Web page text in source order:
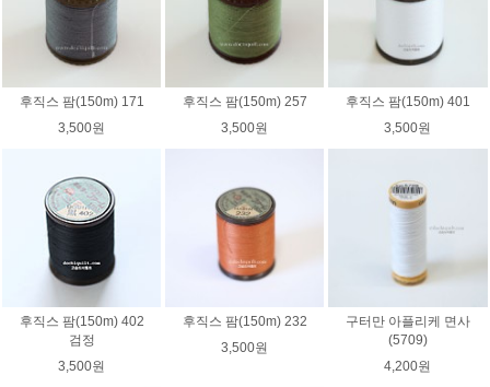
후직스 팜(150m) 171
3,500원
후직스 팜(150m) 257
3,500원
후직스 팜(150m) 401
3,500원
후직스 팜(150m) 402
검정
3,500원
후직스 팜(150m) 232
3,500원
구터만 아플리케 면사
(5709)
4,200원